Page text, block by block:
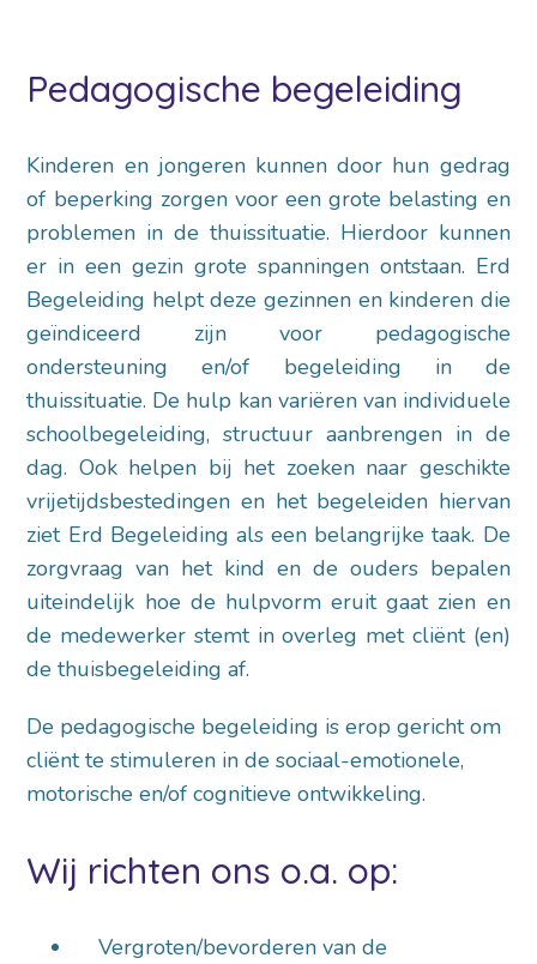
Pedagogische begeleiding
Kinderen en jongeren kunnen door hun gedrag
of beperking zorgen voor een grote belasting en
problemen in de thuissituatie. Hierdoor kunnen
er in een gezin grote spanningen ontstaan. Erd
Begeleiding helpt deze gezinnen en kinderen die
geïndiceerd zijn voor pedagogische
ondersteuning en/of begeleiding in de
thuissituatie. De hulp kan variëren van individuele
schoolbegeleiding, structuur aanbrengen in de
dag. Ook helpen bij het zoeken naar geschikte
vrijetijdsbestedingen en het begeleiden hiervan
ziet Erd Begeleiding als een belangrijke taak. De
zorgvraag van het kind en de ouders bepalen
uiteindelijk hoe de hulpvorm eruit gaat zien en
de medewerker stemt in overleg met cliënt (en)
de thuisbegeleiding af.
De pedagogische begeleiding is erop gericht om
cliënt te stimuleren in de sociaal-emotionele,
motorische en/of cognitieve ontwikkeling.
Wij richten ons o.a. op:
Vergroten/bevorderen van de